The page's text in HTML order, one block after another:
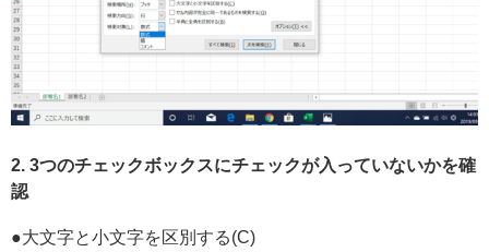
2. 3つのチェックボックスにチェックが入っていないかを確
認
●大文字と小文字を区別する(C)